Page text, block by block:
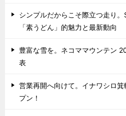
シンプルだからこそ際立つ走り
「素うどん」的魅力と最新動向
豊富な雪を。ネコママウンテン
表
営業再開へ向けて。イナワシロ
プン！